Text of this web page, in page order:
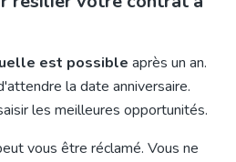
est possible après un an.
la date anniversaire.
les meilleures opportunités.
vous être réclamé. Vous ne